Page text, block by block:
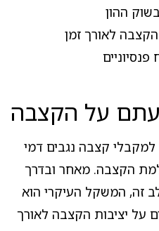
ההון
לאורך זמן
פנסיוניים
על הקצבה
קצבה נגבים דמי
הקצבה. מאחר ובדרך
זה, המשקל העיקרי הוא
על יציבות הקצבה לאורך